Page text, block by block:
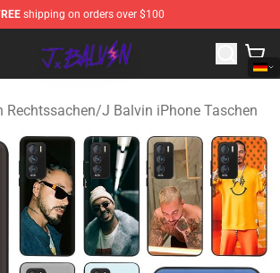
shipping on orders over $100
- Official J Balvin Merchandise Shop
Rechtssachen/J Balvin iPhone Taschen